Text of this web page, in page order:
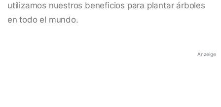
utilizamos nuestros beneficios para plantar árboles
en todo el mundo.
Anzeige